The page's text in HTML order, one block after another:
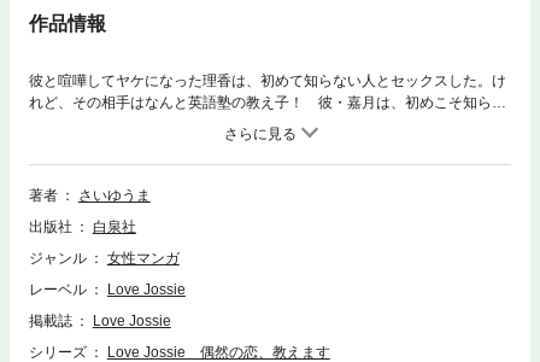
作品情報
彼と喧嘩してヤケになった理香は、初めて知らない人とセックスした。け
れど、その相手はなんと英語塾の教え子！ 彼・嘉月は、初めこそ知らな
い振りをしていた癖に「英検合格のごほうびにデートしてよ」と距離を詰
めてくる。流されちゃいけない、ナメられちゃいけない！ そう思って無
茶な交換条件を出した理香だったが、嘉月は難なくクリアしてしまい、つ
いにデート当日になってしまったが…？ “偶然”の恋は、理香のカラダと
e Vol.90に収録されています。重複購入にご注意ください。)
著者
さいゆうま
出版社
白泉社
ジャンル
女性マンガ
レーベル
Love Jossie
掲載誌
Love Jossie
シリーズ
Love Jossie 偶然の恋、教えます